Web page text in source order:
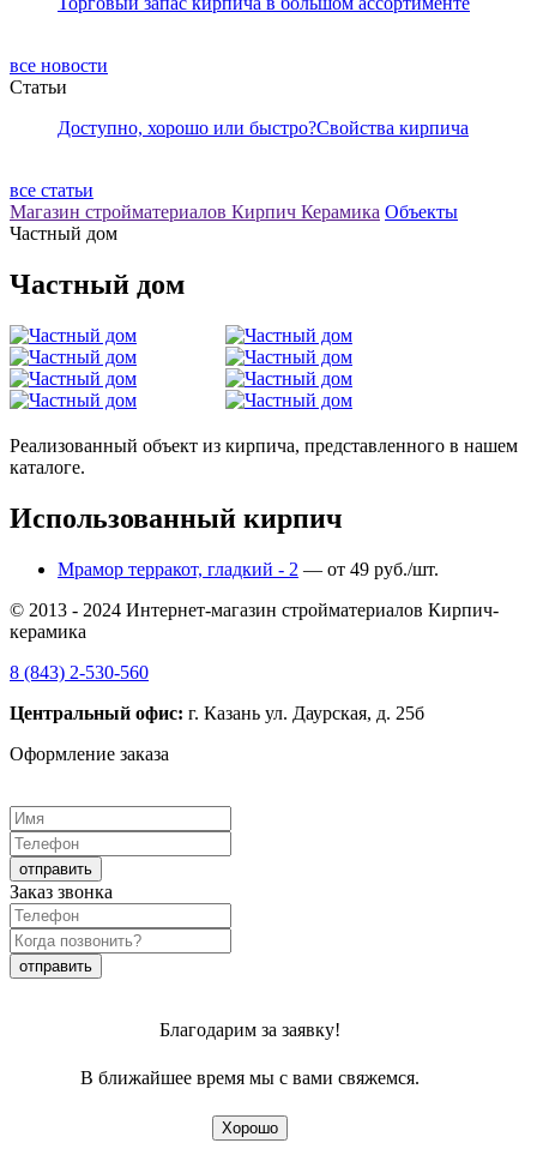
все новости
Статьи
Доступно, хорошо или быстро?Свойства кирпича
все статьи
Магазин стройматериалов Кирпич Керамика Объекты
Частный дом
Частный дом
Реализованный объект из кирпича, представленного в нашем
каталоге.
Использованный кирпич
Мрамор терракот, гладкий - 2 — от 49 руб./шт.
© 2013 - 2024 Интернет-магазин стройматериалов Кирпич-
керамика
8 (843) 2-530-560
Центральный офис: г. Казань ул. Даурская, д. 25б
Оформление заказа
Заказ звонка
Благодарим за заявку!
В ближайшее время мы с вами свяжемся.
Хорошо